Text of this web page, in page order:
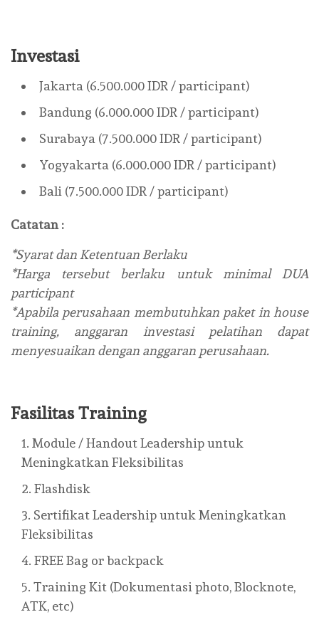
Investasi
Jakarta (6.500.000 IDR / participant)
Bandung (6.000.000 IDR / participant)
Surabaya (7.500.000 IDR / participant)
Yogyakarta (6.000.000 IDR / participant)
Bali (7.500.000 IDR / participant)
Catatan :
*Syarat dan Ketentuan Berlaku
*Harga tersebut berlaku untuk minimal DUA
participant
*Apabila perusahaan membutuhkan paket in house
training, anggaran investasi pelatihan dapat
menyesuaikan dengan anggaran perusahaan.
Fasilitas Training
Module / Handout Leadership untuk
Meningkatkan Fleksibilitas
Flashdisk
Sertifikat Leadership untuk Meningkatkan
Fleksibilitas
FREE Bag or backpack
Training Kit (Dokumentasi photo, Blocknote,
ATK, etc)